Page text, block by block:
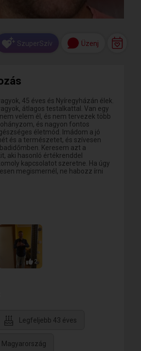
SzuperSzív Üzenj
45 éves és Nyíregyházán élek.
átlagos testalkattal. Van egy
velem él, és nem tervezek több
és nagyon fontos
életmód. Imádom a jó
és a természetet, és szívesen
Keresem azt a
aki hasonló értékrenddel
kapcsolatot szeretne. Ha úgy
megismernél, ne habozz írni
2
Legfeljebb 43 éves
Magyarország